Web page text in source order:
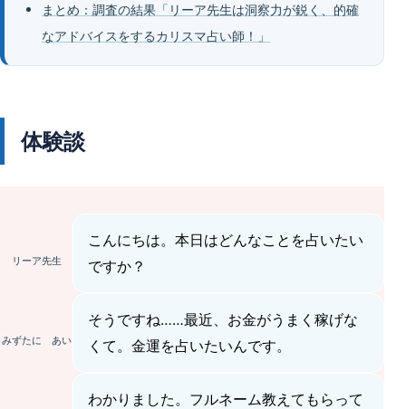
まとめ：調査の結果「リーア先生は洞察力が鋭く、的確
なアドバイスをするカリスマ占い師！」
体験談
リーア先生
こんにちは。本日はどんなことを占いたい
ですか？
みずたに あい
そうですね……最近、お金がうまく稼げな
くて。金運を占いたいんです。
わかりました。フルネーム教えてもらって